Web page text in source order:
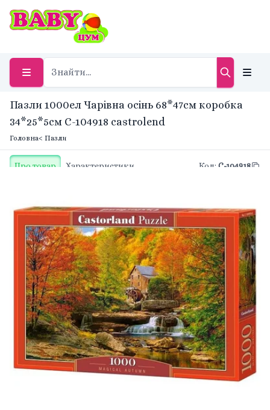
Пазли 1000ел Чарівна осінь 68*47см коробка
34*25*5см C-104918 castrolend
Головна< Пазли
Про товар Характеристики Код: C-104918